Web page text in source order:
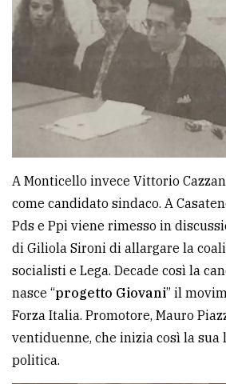
PRIVACY
Privacy
Cookie
A Monticello invece Vittorio
come candidato sindaco. A
Pds e Ppi viene rimesso in
di Giliola Sironi di allargare la
socialisti e Lega. Decade così la
nasce “progetto Giovani” il
Forza Italia. Promotore, Mauro
ventiduenne, che inizia così la sua
politica.